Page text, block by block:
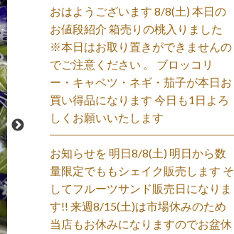
おはようございます 8/8(土) 本日の
お値段紹介 箱売りの桃入りました
※本日はお取り置きができませんの
でご注意ください 。 ブロッコリ
ー・キャベツ・ネギ・茄子が本日お
買い得品になります 今日も1日よろ
しくお願いいたします
お知らせを 明日8/8(土) 明日から数
量限定でももシェイク販売します そ
してフルーツサンド販売日になりま
す!! 来週8/15(土)は市場休みのため
当店もお休みになりますのでお盆休